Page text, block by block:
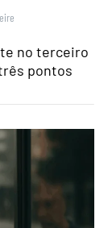
no terceiro
pontos